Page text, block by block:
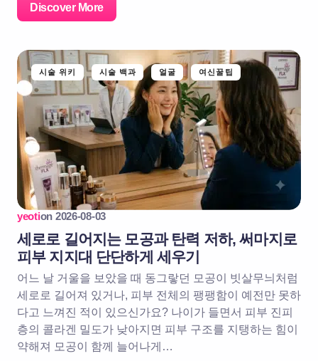
Discover More
시술 위키 시술 백과 얼굴 여신꿀팁
yeotion 2026-08-03
세로로 길어지는 모공과 탄력 저하, 써마지로
피부 지지대 단단하게 세우기
어느 날 거울을 보았을 때 동그랗던 모공이 빗살무늬처럼
세로로 길어져 있거나, 피부 전체의 팽팽함이 예전만 못하
다고 느껴진 적이 있으신가요? 나이가 들면서 피부 진피
층의 콜라겐 밀도가 낮아지면 피부 구조를 지탱하는 힘이
약해져 모공이 함께 늘어나게…